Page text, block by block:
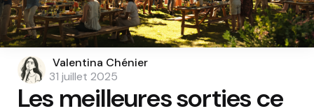
Posted
by
Valentina Chénier
31 juillet 2025
Les meilleures sorties ce